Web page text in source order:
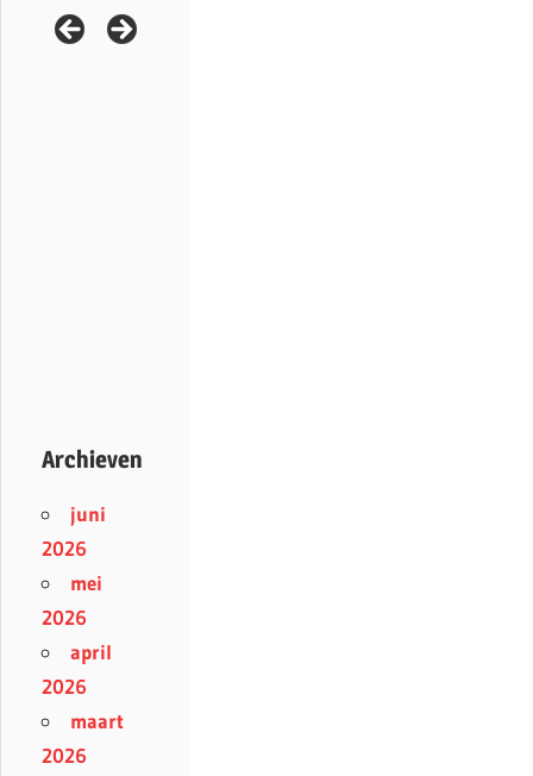
Archieven
juni
2026
mei
2026
april
2026
maart
2026